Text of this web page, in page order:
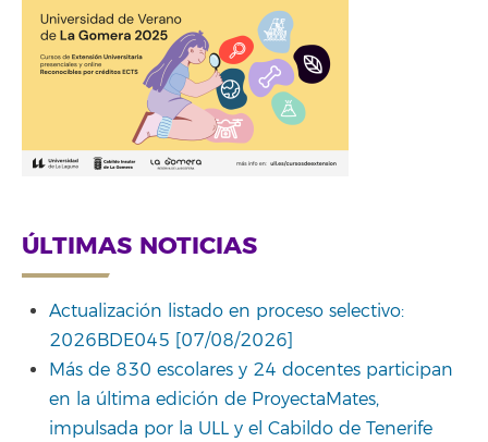
ÚLTIMAS NOTICIAS
Actualización listado en proceso selectivo:
2026BDE045 [07/08/2026]
Más de 830 escolares y 24 docentes participan
en la última edición de ProyectaMates,
impulsada por la ULL y el Cabildo de Tenerife